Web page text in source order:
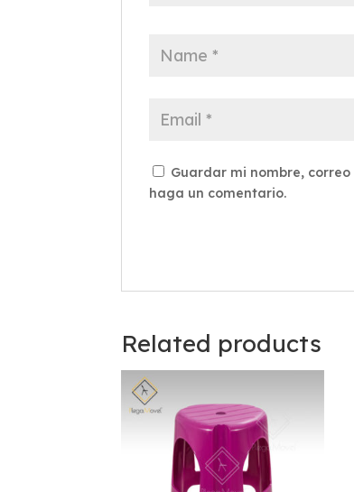
Guardar mi nombre,
haga un comentario.
Related products